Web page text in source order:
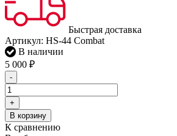
Быстрая доставка
Артикул: HS-44 Combat
В наличии
5 000 ₽
-
+
В корзину
К сравнению